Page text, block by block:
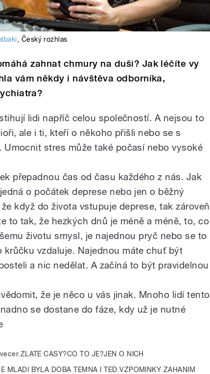
, Český rozhlas
zahnat chmury na duši? Jak léčíte vy
vám někdy i návštěva odborníka,
lidi napříč celou společností. A nejsou to
ale i ti, kteří o někoho přišli nebo se s
Umocnit stres může také počasí nebo vysoké
přepadnou čas od času každého z nás. Jak
o počátek deprese nebo jen o běžný
když do života vstupuje deprese, tak zároveň
to tak, že hezkých dnů je méně a méně, to, co
životu smysl, je najednou pryč nebo se to
krůčku vzdaluje. Najednou máte chuť být
a nic nedělat. A začíná to být pravidelnou
že je něco u vás jinak. Mnoho lidí tento
se dostane do fáze, kdy už je nutné
CASY?CO TO JE?JEN O NICH
MLADI BYLA DOBA TEMNA I TED.VZPOMINKY ZAHANIM